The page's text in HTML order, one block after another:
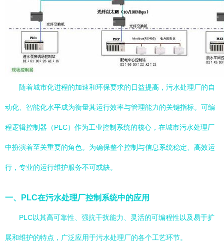
随着城市化进程的加速和环保要求的日益提高，污水处理厂的自
动化、智能化水平成为衡量其运行效率与管理能力的关键指标。可编
程逻辑控制器（PLC）作为工业控制系统的核心，在城市污水处理厂
中扮演着至关重要的角色。为确保整个控制与信息系统稳定、高效运
行，专业的运行维护服务不可或缺。
一、PLC在污水处理厂控制系统中的应用
PLC以其高可靠性、强抗干扰能力、灵活的可编程性以及易于扩
展和维护的特点，广泛应用于污水处理厂的各个工艺环节。